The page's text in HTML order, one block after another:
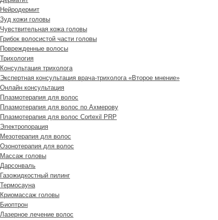
Нейродермит
Зуд кожи головы
Чувствительная кожа головы
Грибок волосистой части головы
Поврежденные волосы
Трихология
Консультация трихолога
Экспертная консультация врача-трихолога «Второе мнение»
Онлайн консультация
Плазмотерапия для волос
Плазмотерапия для волос по Ахмерову
Плазмотерапия для волос Cortexil PRP
Электропорация
Мезотерапия для волос
Озонотерапия для волос
Массаж головы
Дарсонваль
Газожидкостный пилинг
Термосауна
Криомассаж головы
Биоптрон
Лазерное лечение волос